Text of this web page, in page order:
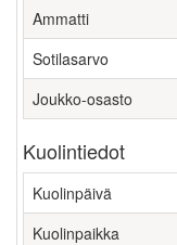
Ammatti
Sotilasarvo
Joukko-osasto
Kuolintiedot
Kuolinpäivä
Kuolinpaikka